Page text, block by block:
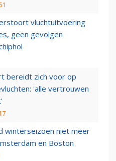
vluchtuitvoering
geen gevolgen
bereidt zich voor op
'alle vertrouwen
winterseizoen niet meer
en Boston